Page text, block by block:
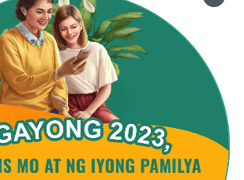
ang pangako ng Diyos,
nang tiyak ng Diyos.
ka nagsasagawa,
dumating ang pagsubok